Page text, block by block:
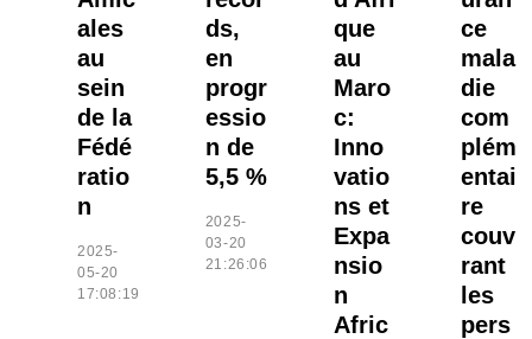
ales
au
sein
de la
Fédé
ratio
n
2025-
05-20
17:08:19
ds,
en
progr
essio
n de
5,5 %
2025-
03-20
21:26:06
que
au
Maro
c:
Inno
vatio
ns et
Expa
nsio
n
Afric
ce
mala
die
com
plém
entai
re
couv
rant
les
pers